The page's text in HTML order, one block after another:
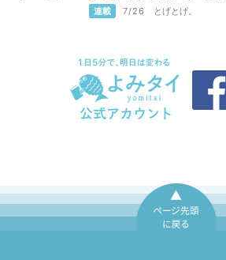
連載 7/26 とげとげ。